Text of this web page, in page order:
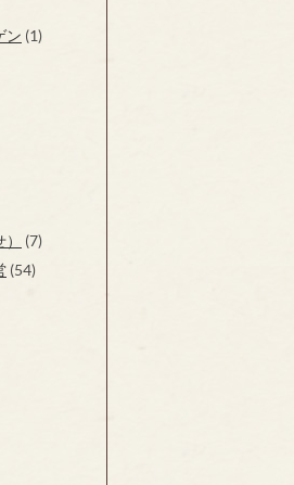
ン (1)
(7)
(54)